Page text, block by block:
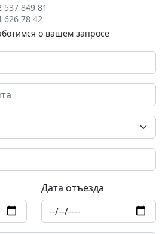
537 849 81
626 78 42
о вашем запросе
Дата отъезда